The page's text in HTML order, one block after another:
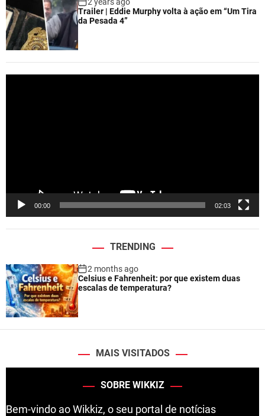
Trailer | Eddie Murphy volta à ação em “Um Tira
da Pesada 4”
00:00 02:03
TRENDING
2 months ago
Celsius e Fahrenheit: por que existem duas
escalas de temperatura?
MAIS VISITADOS
SOBRE WIKKIZ
Bem-vindo ao Wikkiz, o seu portal de notícias